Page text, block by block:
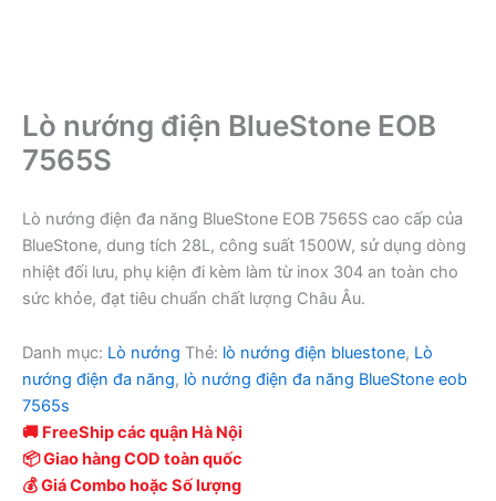
Lò nướng điện BlueStone EOB
7565S
Lò nướng điện đa năng BlueStone EOB 7565S cao cấp của
BlueStone, dung tích 28L, công suất 1500W, sử dụng dòng
nhiệt đối lưu, phụ kiện đi kèm làm từ inox 304 an toàn cho
sức khỏe, đạt tiêu chuẩn chất lượng Châu Âu.
Danh mục: Lò nướng Thẻ: lò nướng điện bluestone, Lò
nướng điện đa năng, lò nướng điện đa năng BlueStone eob
7565s
🚚 FreeShip các quận Hà Nội
📦 Giao hàng COD toàn quốc
💰 Giá Combo hoặc Số lượng